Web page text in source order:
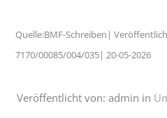
Quelle:BMF-Schreiben|
7170/00085/004/035| 20-05-2026
Veröffentlicht von: admin in